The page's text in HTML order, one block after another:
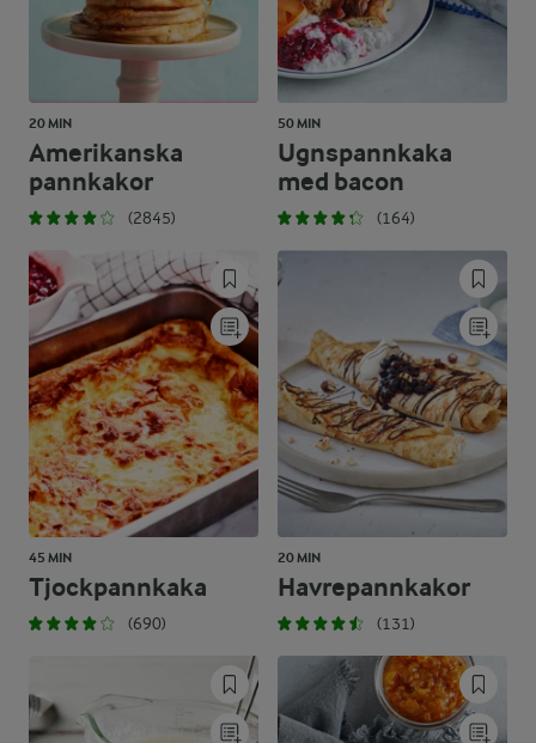
20 MIN
Amerikanska
pannkakor
(2845)
50 MIN
Ugnspannkaka
med bacon
(164)
45 MIN
Tjockpannkaka
(690)
20 MIN
Havrepannkakor
(131)